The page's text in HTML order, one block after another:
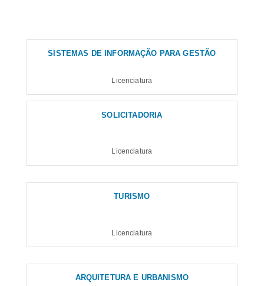
SISTEMAS DE INFORMAÇÃO PARA GESTÃO
Licenciatura
SOLICITADORIA
Licenciatura
TURISMO
Licenciatura
ARQUITETURA E URBANISMO